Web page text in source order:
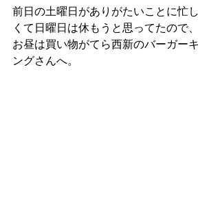
前日の土曜日がありがたいことに忙し
くて日曜日は休もうと思ってたので、
お昼は買い物がてら西新のバーガーキ
ングさんへ。